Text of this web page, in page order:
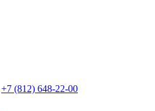
+7 (812) 648-22-00